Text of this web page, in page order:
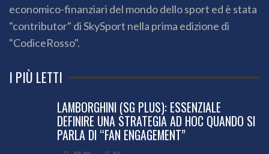
economico-finanziari del mondo dello sport ed è stata
"contributor" di SkySport nella prima edizione di
"CodiceRosso".
I PIÙ LETTI
LAMBORGHINI (SG PLUS): ESSENZIALE
DEFINIRE UNA STRATEGIA AD HOC QUANDO SI
PARLA DI “FAN ENGAGEMENT”